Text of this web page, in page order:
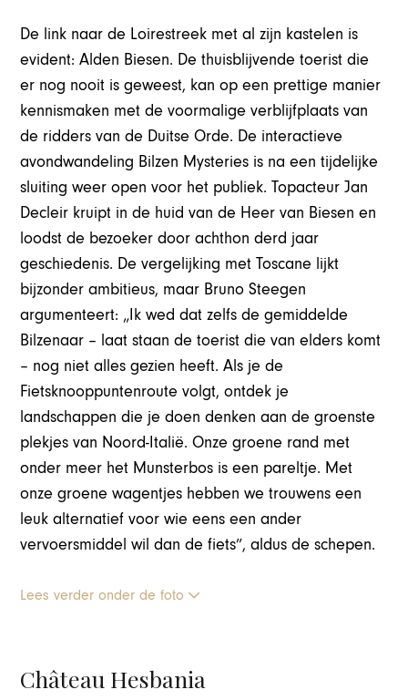
De link naar de Loirestreek met al zijn kastelen is
evident: Alden Biesen. De thuisblijvende toerist die
er nog nooit is geweest, kan op een prettige manier
kennismaken met de voormalige verblijfplaats van
de ridders van de Duitse Orde. De interactieve
avondwandeling Bilzen Mysteries is na een tijdelijke
sluiting weer open voor het publiek. Topacteur Jan
Decleir kruipt in de huid van de Heer van Biesen en
loodst de bezoeker door achthon derd jaar
geschiedenis. De vergelijking met Toscane lijkt
bijzonder ambitieus, maar Bruno Steegen
argumenteert: „Ik wed dat zelfs de gemiddelde
Bilzenaar – laat staan de toerist die van elders komt
– nog niet alles gezien heeft. Als je de
Fietsknooppuntenroute volgt, ontdek je
landschappen die je doen denken aan de groenste
plekjes van Noord-Italië. Onze groene rand met
onder meer het Munsterbos is een pareltje. Met
onze groene wagentjes hebben we trouwens een
leuk alternatief voor wie eens een ander
vervoersmiddel wil dan de fiets”, aldus de schepen.
Lees verder onder de foto
Château Hesbania